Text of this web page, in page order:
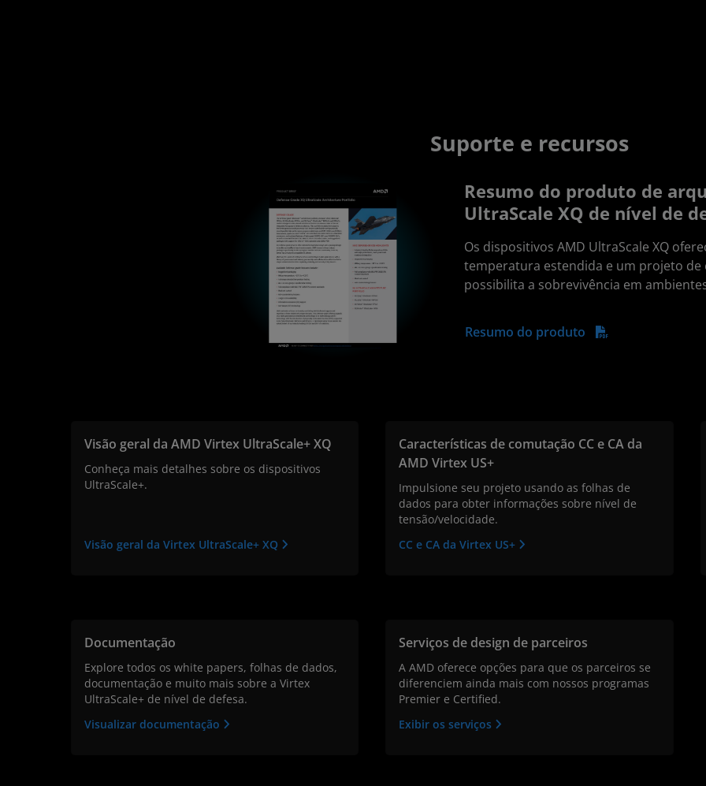
Suporte e recursos
Resumo do produto de
UltraScale XQ de nível de
Os dispositivos AMD UltraScale XQ
temperatura estendida e um projeto de
possibilita a sobrevivência em
Resumo do produto
Visão geral da AMD Virtex UltraScale+ XQ
Conheça mais detalhes sobre os dispositivos
UltraScale+.
Visão geral da Virtex UltraScale+ XQ
Características de comutação CC e CA da
AMD Virtex US+
Impulsione seu projeto usando as folhas de
dados para obter informações sobre nível de
tensão/velocidade.
CC e CA da Virtex US+
Documentação
Explore todos os white papers, folhas de dados,
documentação e muito mais sobre a Virtex
UltraScale+ de nível de defesa.
Visualizar documentação
Serviços de design de parceiros
A AMD oferece opções para que os parceiros se
diferenciem ainda mais com nossos programas
Premier e Certified.
Exibir os serviços